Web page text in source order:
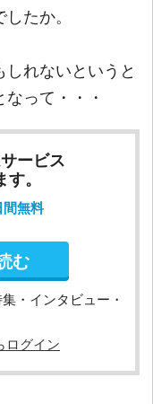
たか。
れないというと
って・・・
ービス
。
間無料
む
・インタビュー・
ログイン